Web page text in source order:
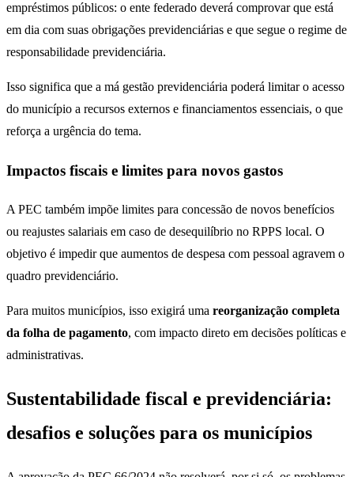
empréstimos públicos: o ente federado deverá comprovar que está
em dia com suas obrigações previdenciárias e que segue o regime de
responsabilidade previdenciária.
Isso significa que a má gestão previdenciária poderá limitar o acesso
do município a recursos externos e financiamentos essenciais, o que
reforça a urgência do tema.
Impactos fiscais e limites para novos gastos
A PEC também impõe limites para concessão de novos benefícios
ou reajustes salariais em caso de desequilíbrio no RPPS local. O
objetivo é impedir que aumentos de despesa com pessoal agravem o
quadro previdenciário.
Para muitos municípios, isso exigirá uma reorganização completa
da folha de pagamento, com impacto direto em decisões políticas e
administrativas.
Sustentabilidade fiscal e previdenciária:
desafios e soluções para os municípios